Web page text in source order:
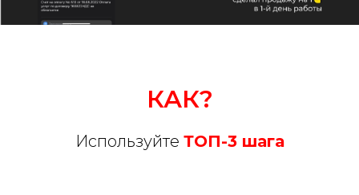
КАК?
Используйте ТОП-3 шага